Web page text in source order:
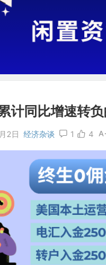
计同比增速转
2日 经济杂谈 1 4